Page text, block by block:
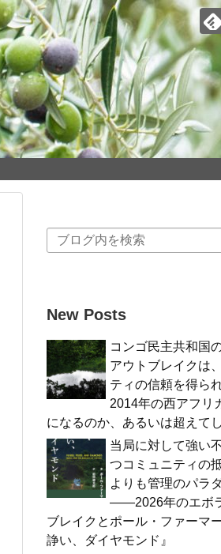
New Posts
コンゴ民主共和国
アウトブレイクは
ティの信頼を得ら
2014年の西アフリ
になるのか、あるいは超えて
当局に対して強い
つコミュニティの
よりも管理のパラ
――2026年のエボ
ブレイクとポール・ファーマ
諍い、ダイヤモンド』